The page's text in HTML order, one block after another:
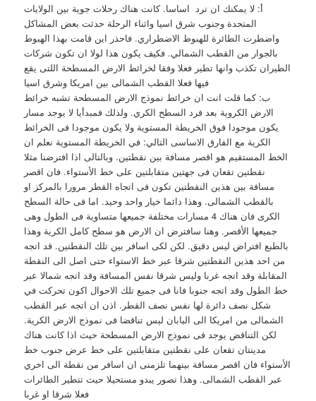
أ: لا يمكنك ان ترد اساسا. كانت هناك رحلات جوية بين الولايات
المتحدة وجنوب شرق اسيا واثناء الرحلة حدثت بعض المشاكل
واضطرت الطائرة للهبوط الاضطراري. فاحذر اين قامت بهذا الهبوط
بالجوار من القطب الشمالي. فكيف يكون هذا لولا ان تكون شركات
الطيران تكذب وانها تطير فعلا وفقا لخرائط الارض المسطحة اللتى يقع
فيها فعلا القطب الشمالى بين امريكا وشرق اسيا
ب: كما قلت انت ان خرائط نموذج الارض المسطحة تشبه خرائط
الارض الكروية بعد فرد السطح الكري. ولذلك فمبدأيا لا يوجد مسار
يكون موجودا فوق الخريطة المستوية ولا يكون موجودا فى الخرائط
الكرية مع الفارق الاساسى التالي: في الخريطة المستوية نعلم ان
الخط المستقيم هو اقصر مسافة بين نقطتين. وبالتالى اذا افترضنا مثلا
نقطتين تقعان فى جهتين متقابلتين على خط الأستواء. فان اقصر
مسافة بين هذين النقطتين تكون فى اتجاه القطر مرورا بالمركز او
بالقطب الشمالى. وهذا دائما خيار واحد وحيد. اما فى حالة السطح
الكرى فان هناك 4 مسارات مختلفة جميعها متساوية فى الطول وهى
جميعها الأقصر. وهنا سافترض ان الارض هو سطح كامل الكرية وهذا
بالطبع افتراض ليس دقيق. لكن لكى اسافر بين تلك النقطتين. قد اتجه
من احد هذين النقطتين شرقا عبر خط الاستواء حتى اصل الى النقطة
المقابلة وقد اتجه غربا وليس شرقا نفس المسافة وقد اتجه شمالا عبر
خط الطول وقد اتجه جنوبا فانا فى جميع تلك الاحوال اكون تحركت في
شكل نصف دائرة لها نفس نصف القطر. اذن ان اتجه عبر القطب
الشمالى من امريكا الى اليابان ليس تناقضا فى نموذج الارض الكرية.
لكن التناقض يوجد فى نموذج الارض المسطحة حيث اذا كانت هناك
مدينتان تقعان على نقطتين متقابلتين على خط عرض جنوب خط
الأستواء فان اقصر مسافة بينهما تلزمنى ان اسافر من نقطة الى اخري
عبر القطب الشمالى. وهذا تصور يبدو مستحيلا حيث تتطير الطائرات
فعلا شرقا او غربا